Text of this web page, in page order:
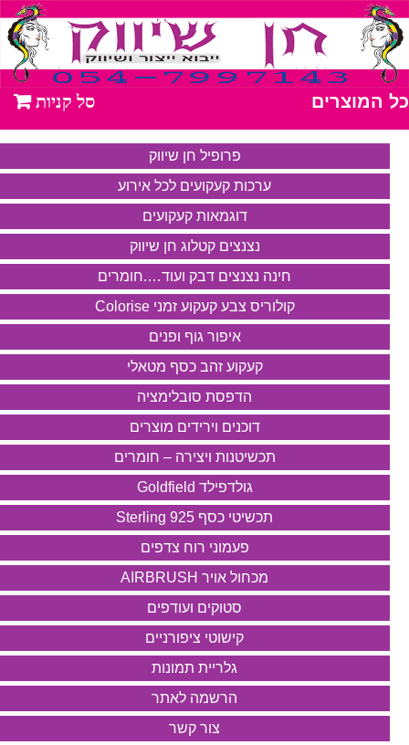
כל המוצרים
פרופיל חן שיווק
ערכות קעקועים לכל אירוע
דוגמאות קעקועים
נצנצים קטלוג חן שיווק
חינה נצנצים דבק ועוד….חומרים
קולוריס צבע קעקוע זמני Colorise
איפור גוף ופנים
קעקוע זהב כסף מטאלי
הדפסת סובלימציה
דוכנים וירידים מוצרים
תכשיטנות ויצירה – חומרים
גולדפילד Goldfield
תכשיטי כסף 925 Sterling
פעמוני רוח צדפים
מכחול אויר AIRBRUSH
סטוקים ועודפים
קישוטי ציפורניים
גלריית תמונות
הרשמה לאתר
צור קשר